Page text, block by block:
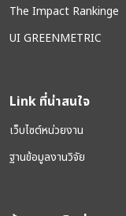
The Impact Rankinge
UI GREENMETRIC
Link ที่น่าสนใจ
เว็บไซต์หน่วยงาน
ฐานข้อมูลงานวิจัย